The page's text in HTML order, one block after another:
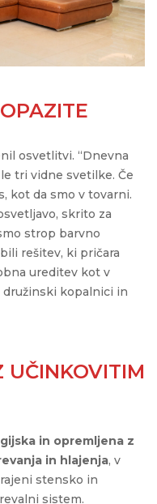
osvetlitvi. “Dnevna
tri vidne svetilke. Če
kot da smo v tovarni.
skrito za
strop barvno
rešitev, ki pričara
ureditev kot v
kopalnici in
UČINKOVITIM
in opremljena z
in hlajenja, v
stensko in
sistem.